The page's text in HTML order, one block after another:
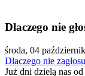
Dlaczego nie
środa, 04
Dlaczego nie
Już dni dzielą nas